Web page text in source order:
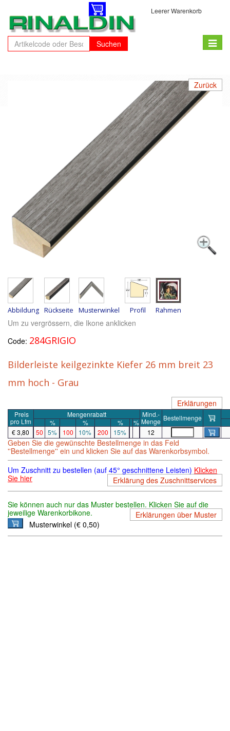
Suchen
Leerer Warenkorb
Toggle
Zurück
Abbildung Rückseite Musterwinkel Profil Rahmen
Um zu vergrössern, die Ikone anklicken
Code: 284GRIGIO
Bilderleiste keilgezinkte Kiefer 26 mm breit 23
mm hoch - Grau
Erklärungen
Preis
pro Lfm
Mengenrabatt
Mind.-
Menge Bestellmenge
% % %
%
€ 3,80
50 5% 100 10% 200 15% 12
Geben Sie die gewünschte Bestellmenge in das Feld
''Bestellmenge'' ein und klicken Sie auf das Warenkorbsymbol.
Um Zuschnitt zu bestellen (auf 45° geschnittene Leisten) Klicken
Sie hier
Erklärung des Zuschnittservices
Sie können auch nur das Muster bestellen. Klicken Sie auf die
jeweilige Warenkorbikone.
Erklärungen über Muster
Musterwinkel (€ 0,50)